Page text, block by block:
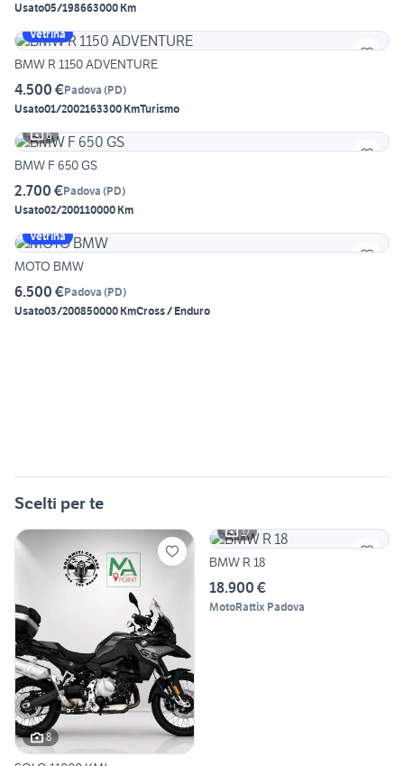
Usato05/198663000 Km
Vetrina
BMW R 1150 ADVENTURE
4.500 €Padova (PD)
Usato01/2002163300 KmTurismo
6
BMW F 650 GS
2.700 €Padova (PD)
Usato02/200110000 Km
Vetrina
MOTO BMW
6.500 €Padova (PD)
Usato03/200850000 KmCross / Enduro
Scelti per te
8
17
BMW R 18
18.900 €
MotoRattix Padova